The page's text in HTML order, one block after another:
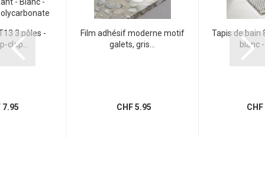
3 pôles -
clap...
Film adhésif moderne motif
galets, gris...
CHF 5.95
Tapis de bain
blanc